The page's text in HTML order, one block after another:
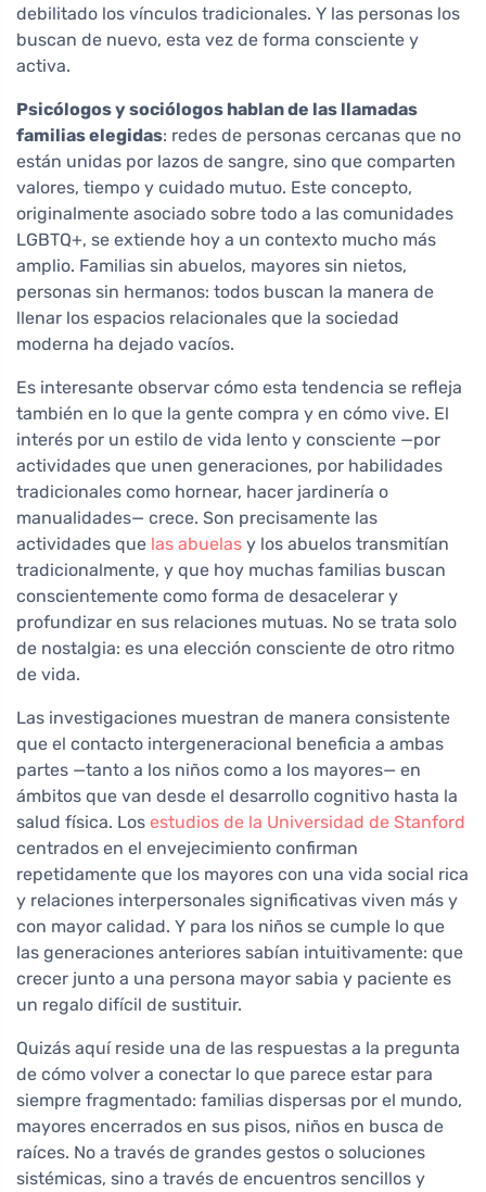
debilitado los vínculos tradicionales. Y las personas los
buscan de nuevo, esta vez de forma consciente y
activa.
Psicólogos y sociólogos hablan de las llamadas
familias elegidas: redes de personas cercanas que no
están unidas por lazos de sangre, sino que comparten
valores, tiempo y cuidado mutuo. Este concepto,
originalmente asociado sobre todo a las comunidades
LGBTQ+, se extiende hoy a un contexto mucho más
amplio. Familias sin abuelos, mayores sin nietos,
personas sin hermanos: todos buscan la manera de
llenar los espacios relacionales que la sociedad
moderna ha dejado vacíos.
Es interesante observar cómo esta tendencia se refleja
también en lo que la gente compra y en cómo vive. El
interés por un estilo de vida lento y consciente —por
actividades que unen generaciones, por habilidades
tradicionales como hornear, hacer jardinería o
manualidades— crece. Son precisamente las
actividades que las abuelas y los abuelos transmitían
tradicionalmente, y que hoy muchas familias buscan
conscientemente como forma de desacelerar y
profundizar en sus relaciones mutuas. No se trata solo
de nostalgia: es una elección consciente de otro ritmo
de vida.
Las investigaciones muestran de manera consistente
que el contacto intergeneracional beneficia a ambas
partes —tanto a los niños como a los mayores— en
ámbitos que van desde el desarrollo cognitivo hasta la
salud física. Los estudios de la Universidad de Stanford
centrados en el envejecimiento confirman
repetidamente que los mayores con una vida social rica
y relaciones interpersonales significativas viven más y
con mayor calidad. Y para los niños se cumple lo que
las generaciones anteriores sabían intuitivamente: que
crecer junto a una persona mayor sabia y paciente es
un regalo difícil de sustituir.
Quizás aquí reside una de las respuestas a la pregunta
de cómo volver a conectar lo que parece estar para
siempre fragmentado: familias dispersas por el mundo,
mayores encerrados en sus pisos, niños en busca de
raíces. No a través de grandes gestos o soluciones
sistémicas, sino a través de encuentros sencillos y